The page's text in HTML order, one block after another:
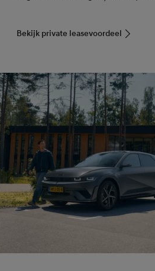
Bekijk private leasevoordeel